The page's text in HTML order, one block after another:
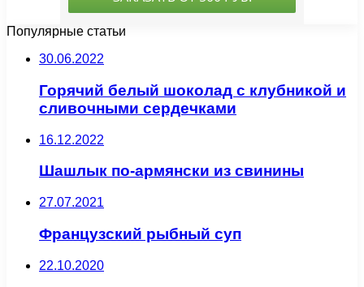
Популярные статьи
30.06.2022
Горячий белый шоколад с клубникой и
сливочными сердечками
16.12.2022
Шашлык по-армянски из свинины
27.07.2021
Французский рыбный суп
22.10.2020